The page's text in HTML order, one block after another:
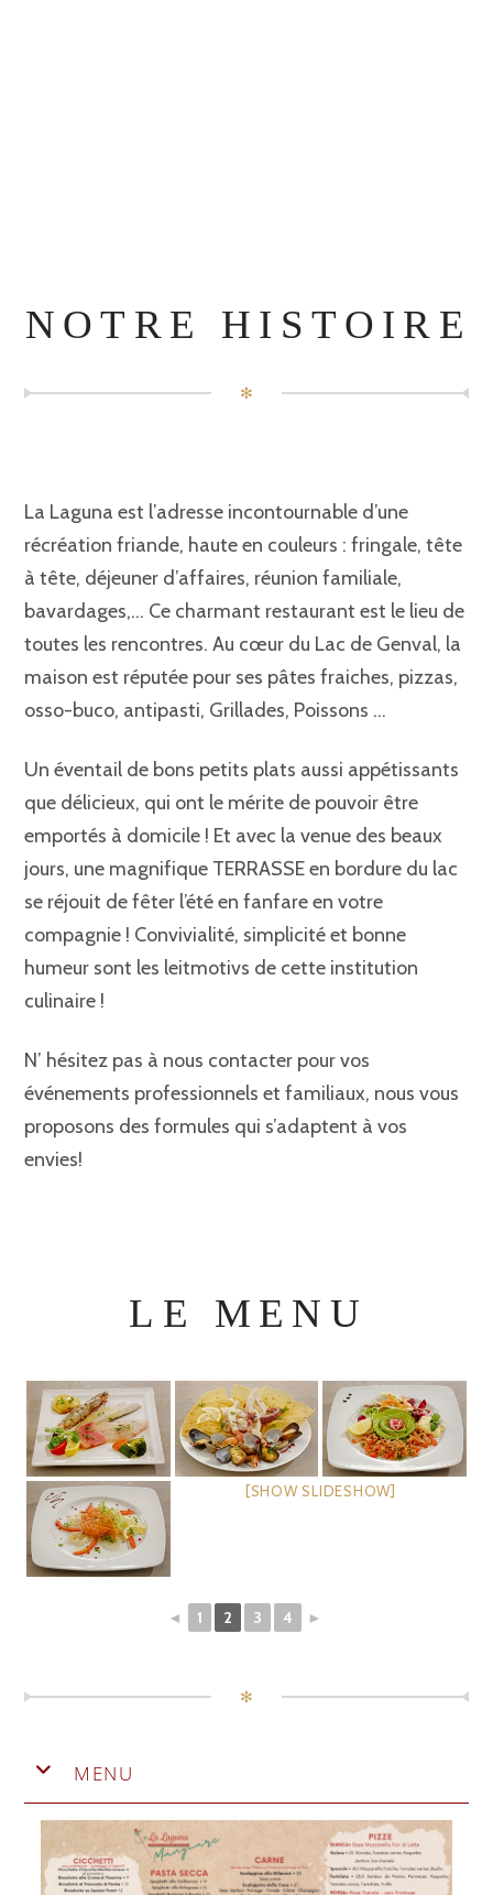
NOTRE HISTOIRE
✻
La Laguna est l’adresse incontournable d’une
récréation friande, haute en couleurs : fringale, tête
à tête, déjeuner d’affaires, réunion familiale,
bavardages,… Ce charmant restaurant est le lieu de
toutes les rencontres. Au cœur du Lac de Genval, la
maison est réputée pour ses pâtes fraiches, pizzas,
osso-buco, antipasti, Grillades, Poissons …
Un éventail de bons petits plats aussi appétissants
que délicieux, qui ont le mérite de pouvoir être
emportés à domicile ! Et avec la venue des beaux
jours, une magnifique TERRASSE en bordure du lac
se réjouit de fêter l’été en fanfare en votre
compagnie ! Convivialité, simplicité et bonne
humeur sont les leitmotivs de cette institution
culinaire !
N’ hésitez pas à nous contacter pour vos
événements professionnels et familiaux, nous vous
proposons des formules qui s’adaptent à vos
envies!
LE MENU
[SHOW SLIDESHOW]
◄ 1 2 3 4 ►
✻
MENU